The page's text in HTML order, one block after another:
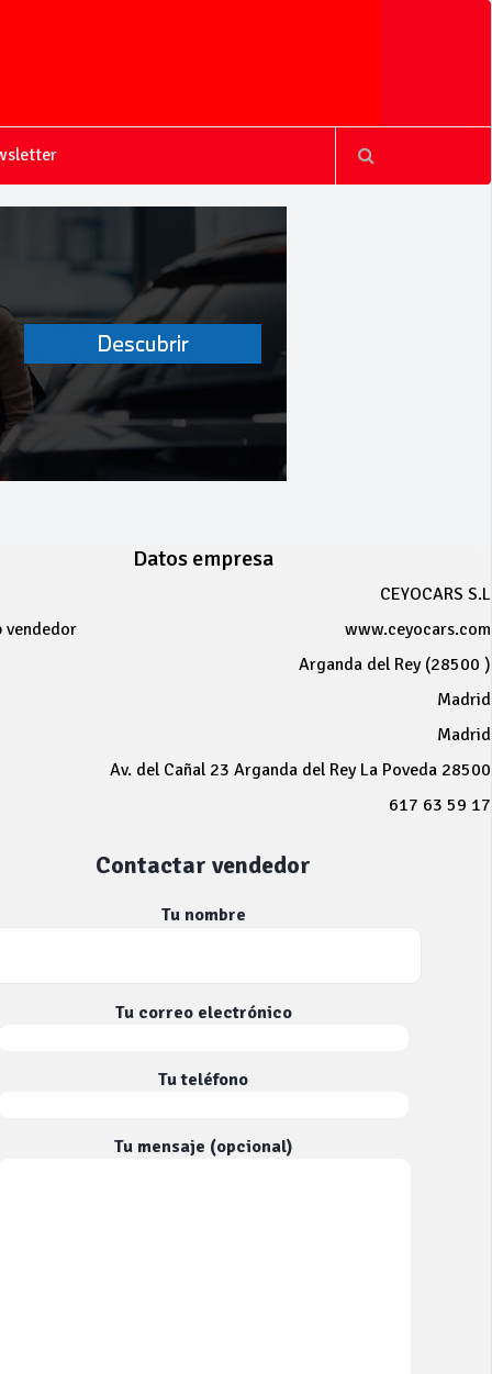
Datos empresa
CEYOCARS S.L
vendedor
www.ceyocars.com
Arganda del Rey (28500 )
Madrid
Madrid
Av. del Cañal 23 Arganda del Rey La Poveda 28500
617 63 59 17
Contactar vendedor
Tu nombre
Tu correo electrónico
Tu teléfono
Tu mensaje (opcional)